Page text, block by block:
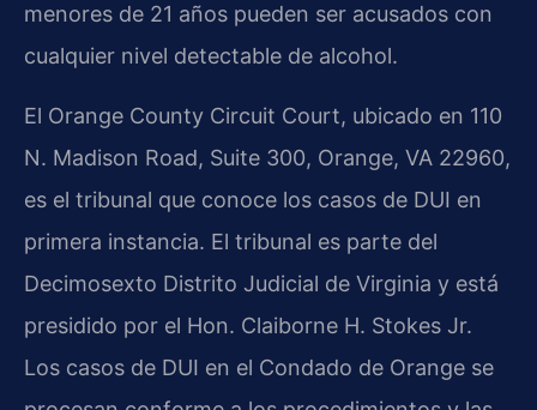
menores de 21 años pueden ser acusados con
cualquier nivel detectable de alcohol.
El Orange County Circuit Court, ubicado en 110
N. Madison Road, Suite 300, Orange, VA 22960,
es el tribunal que conoce los casos de DUI en
primera instancia. El tribunal es parte del
Decimosexto Distrito Judicial de Virginia y está
presidido por el Hon. Claiborne H. Stokes Jr.
Los casos de DUI en el Condado de Orange se